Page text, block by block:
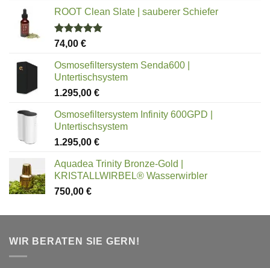
ROOT Clean Slate | sauberer Schiefer
Bewertet
von 5
74,00 €
Osmosefiltersystem Senda600 |
Untertischsystem
1.295,00 €
Osmosefiltersystem Infinity 600GPD |
Untertischsystem
1.295,00 €
Aquadea Trinity Bronze-Gold |
KRISTALLWIRBEL® Wasserwirbler
750,00 €
WIR BERATEN SIE GERN!